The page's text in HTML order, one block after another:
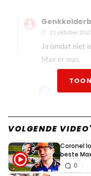
21 oktober
Ja omdat niet
Max er was.
monic-
van het
vuile lucht
dan wat
VOLGENDE
Coronel
beste
0